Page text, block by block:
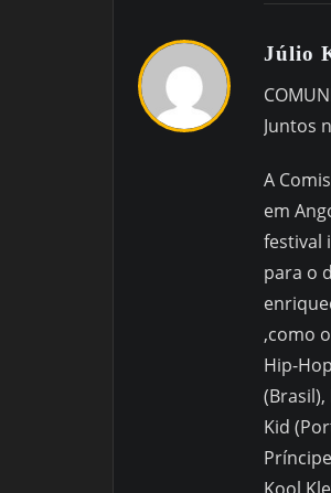
Júlio
Juntos
A
em
festival
para o
,como
Hip-
(Brasil),
Kid